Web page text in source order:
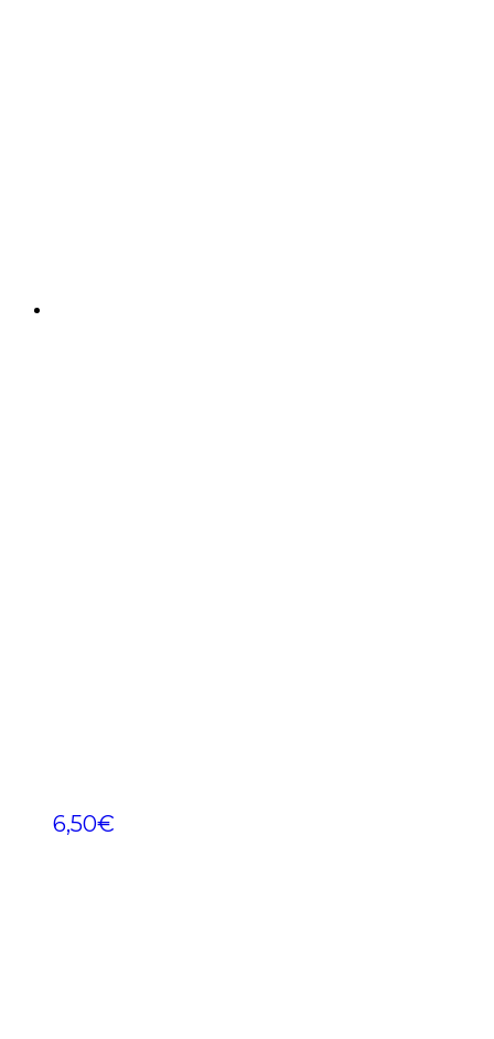
6,50€